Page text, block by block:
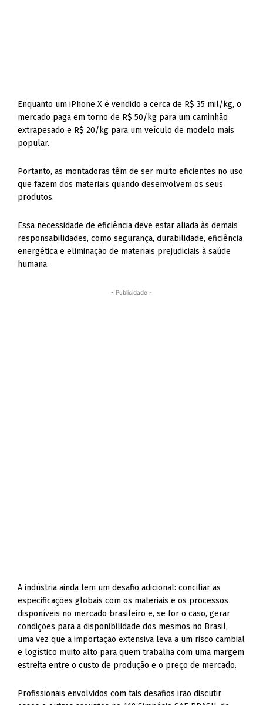
Enquanto um iPhone X é vendido a cerca de R$ 35 mil/kg, o
mercado paga em torno de R$ 50/kg para um caminhão
extrapesado e R$ 20/kg para um veículo de modelo mais
popular.
Portanto, as montadoras têm de ser muito eficientes no uso
que fazem dos materiais quando desenvolvem os seus
produtos.
Essa necessidade de eficiência deve estar aliada às demais
responsabilidades, como segurança, durabilidade, eficiência
energética e eliminação de materiais prejudiciais à saúde
humana.
- Publicidade -
A indústria ainda tem um desafio adicional: conciliar as
especificações globais com os materiais e os processos
disponíveis no mercado brasileiro e, se for o caso, gerar
condições para a disponibilidade dos mesmos no Brasil,
uma vez que a importação extensiva leva a um risco cambial
e logístico muito alto para quem trabalha com uma margem
estreita entre o custo de produção e o preço de mercado.
Profissionais envolvidos com tais desafios irão discutir